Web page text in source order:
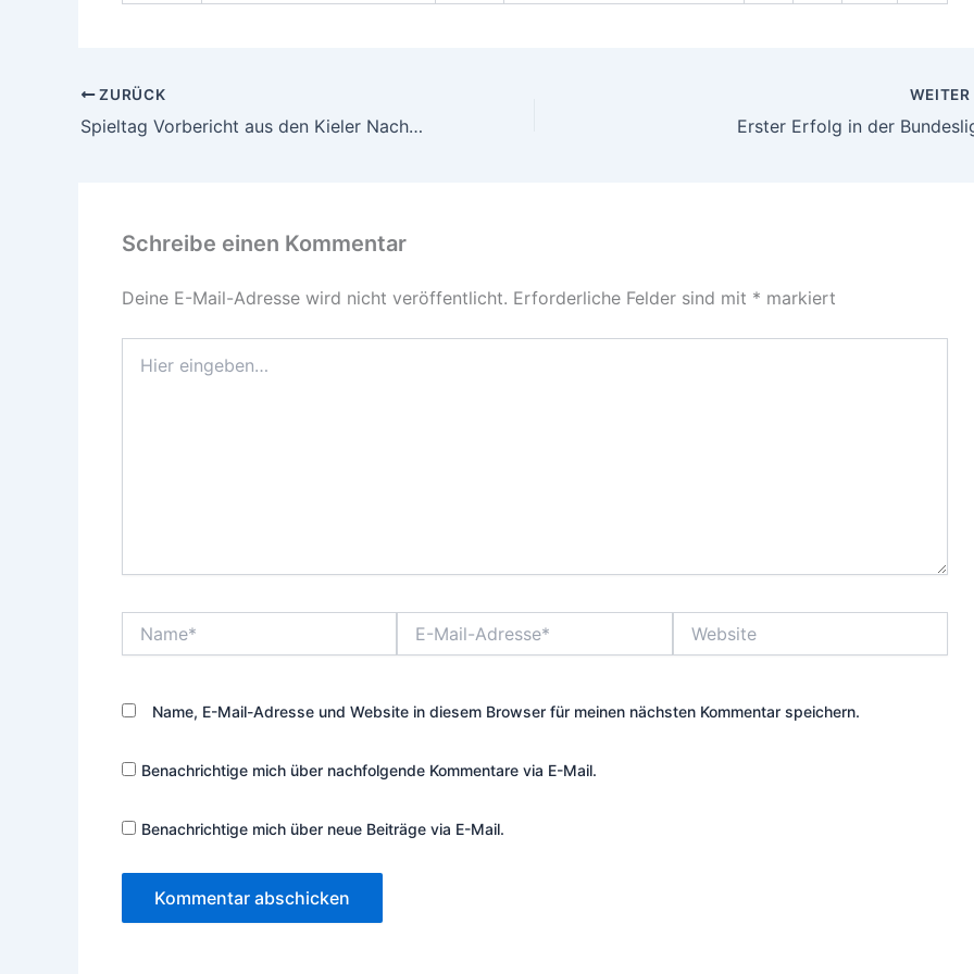
ZURÜCK
Spieltag Vorbericht aus den Kieler Nachrichten
WEITER
Erster Erfolg in der
Schreibe einen Kommentar
Deine E-Mail-Adresse wird nicht veröffentlicht. Erforderliche Felder sind mit * markiert
eingeben…
Mail-
Name, E-Mail-Adresse und Website in diesem Browser für meinen nächsten Kommentar speichern.
Benachrichtige mich über nachfolgende Kommentare via E-Mail.
Benachrichtige mich über neue Beiträge via E-Mail.